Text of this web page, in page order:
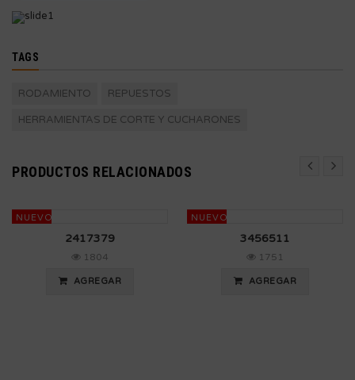
TAGS
RODAMIENTO REPUESTOS
HERRAMIENTAS DE CORTE Y CUCHARONES
PRODUCTOS RELACIONADOS
NUEVO
2417379
1804
AGREGAR
NUEVO
3456511
1751
AGREGAR